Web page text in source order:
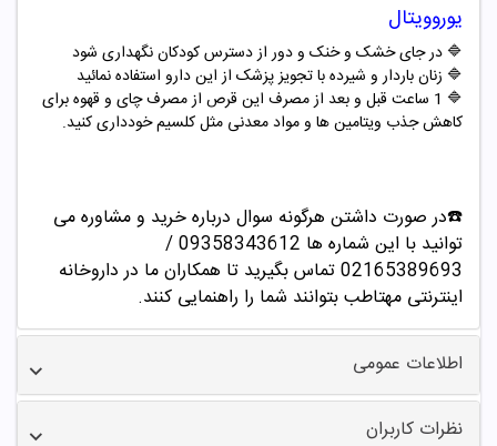
یوروویتال
🔷 در جای خشک و خنک و دور از دسترس کودکان نگهداری شود
🔷 زنان باردار و شیرده با تجویز پزشک از این دارو استفاده نمائید
🔷 1 ساعت قبل و بعد از مصرف این قرص از مصرف چای و قهوه برای
کاهش جذب ویتامین ها و مواد معدنی مثل کلسیم خودداری کنید.
☎️در صورت داشتن هرگونه سوال درباره خرید و مشاوره می
توانید با این شماره ها 09358343612 /
02165389693تماس بگیرید تا همکاران ما در داروخانه
اینترنتی مهتاطب بتوانند شما را راهنمایی کنند.
اطلاعات عمومی
نظرات کاربران